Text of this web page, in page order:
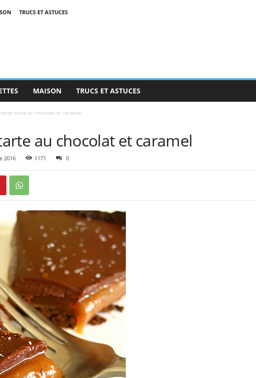
TRUCS ET ASTUCES
MAISON TRUCS ET ASTUCES
tarte au chocolat et caramel
au chocolat et caramel
2016 1171 0